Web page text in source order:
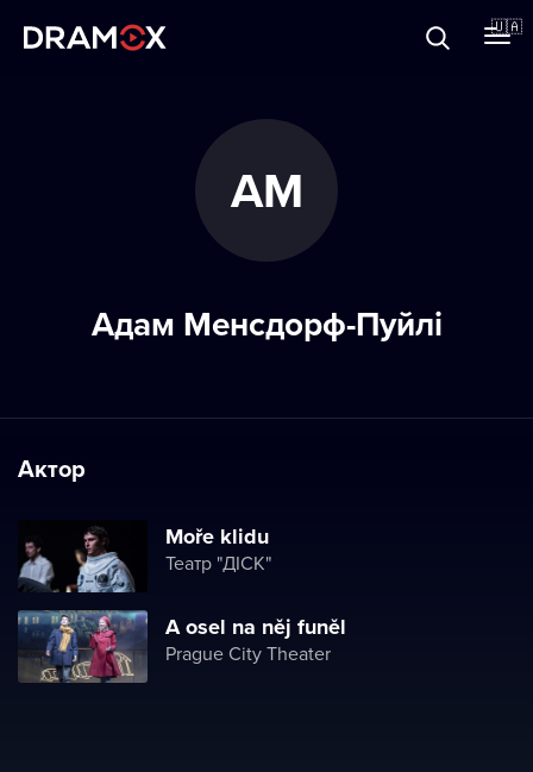
🇺🇦
Зареєструватися
АМ
Адам Менсдорф-Пуйлі
Актор
Moře klidu
Театр "ДІСК"
A osel na něj funěl
Prague City Theater